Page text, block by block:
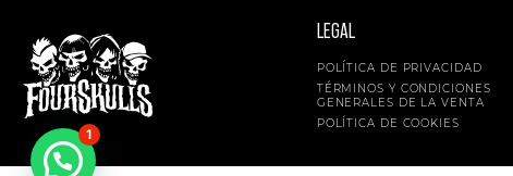
LEGAL
POLÍTICA DE PRIVACIDAD
TÉRMINOS Y CONDICIONES
GENERALES DE LA VENTA
POLÍTICA DE COOKIES
1